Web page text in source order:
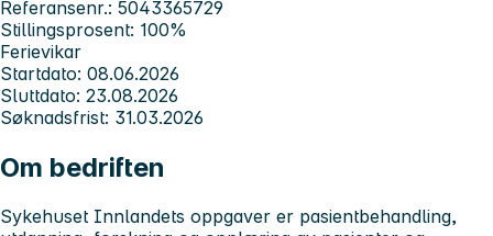
Referansenr.: 5043365729
Stillingsprosent: 100%
Ferievikar
Startdato: 08.06.2026
Sluttdato: 23.08.2026
Søknadsfrist: 31.03.2026
Om bedriften
Sykehuset Innlandets oppgaver er pasientbehandling,